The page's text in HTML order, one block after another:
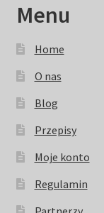
Menu
Home
O nas
Blog
Przepisy
Moje konto
Regulamin